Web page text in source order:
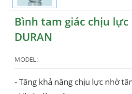
Bình tam giác chịu lực
DURAN
MODEL:
- Tăng khả năng chịu lực nhờ